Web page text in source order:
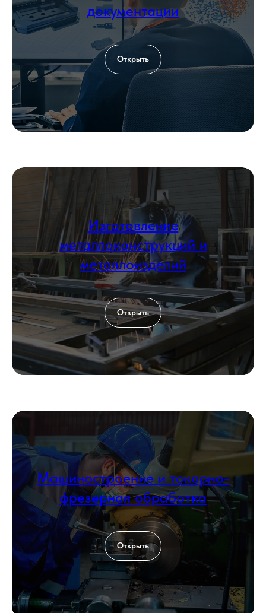
документации
Открыть
Изготовление
металлоконструкций и
металлоизделий
Открыть
Машиностроение и токарно-
фрезерная обработка
Открыть
Add file
Согласен с политикойобработки
персональных данных
Оставить заявку
КОНТАКТЫ